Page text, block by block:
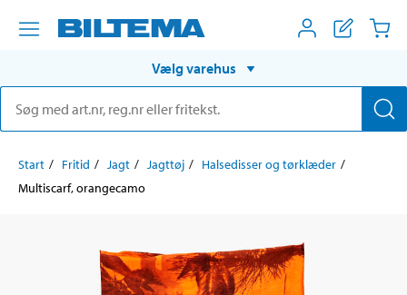
Vælg varehus
Start Fritid Jagt Jagttøj
Halsedisser og tørklæder
Multiscarf, orangecamo